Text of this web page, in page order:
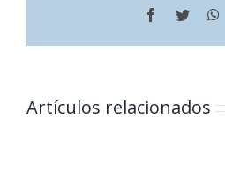
Facebook
Twitter
Artículos relacionados